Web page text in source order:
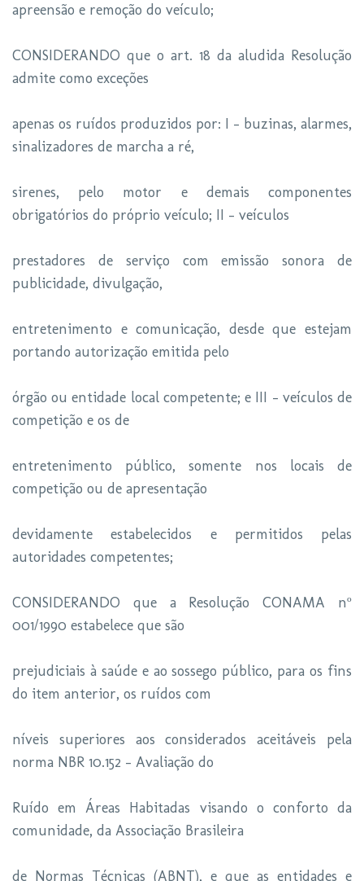
apreensão e remoção do veículo;
CONSIDERANDO que o art. 18 da aludida Resolução
admite como exceções
apenas os ruídos produzidos por: I - buzinas, alarmes,
sinalizadores de marcha a ré,
sirenes, pelo motor e demais componentes
obrigatórios do próprio veículo; II - veículos
prestadores de serviço com emissão sonora de
publicidade, divulgação,
entretenimento e comunicação, desde que estejam
portando autorização emitida pelo
órgão ou entidade local competente; e III - veículos de
competição e os de
entretenimento público, somente nos locais de
competição ou de apresentação
devidamente estabelecidos e permitidos pelas
autoridades competentes;
CONSIDERANDO que a Resolução CONAMA nº
001/1990 estabelece que são
prejudiciais à saúde e ao sossego público, para os fins
do item anterior, os ruídos com
níveis superiores aos considerados aceitáveis pela
norma NBR 10.152 - Avaliação do
Ruído em Áreas Habitadas visando o conforto da
comunidade, da Associação Brasileira
de Normas Técnicas (ABNT), e que as entidades e